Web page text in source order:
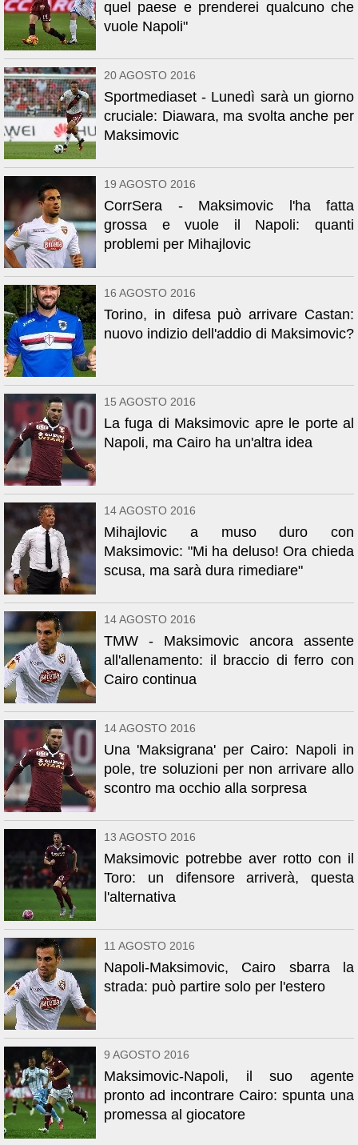
quel paese e prenderei qualcuno che
vuole Napoli"
20 AGOSTO 2016
Sportmediaset - Lunedì sarà un giorno
cruciale: Diawara, ma svolta anche per
Maksimovic
19 AGOSTO 2016
CorrSera - Maksimovic l'ha fatta
grossa e vuole il Napoli: quanti
problemi per Mihajlovic
16 AGOSTO 2016
Torino, in difesa può arrivare Castan:
nuovo indizio dell'addio di Maksimovic?
15 AGOSTO 2016
La fuga di Maksimovic apre le porte al
Napoli, ma Cairo ha un'altra idea
14 AGOSTO 2016
Mihajlovic a muso duro con
Maksimovic: "Mi ha deluso! Ora chieda
scusa, ma sarà dura rimediare"
14 AGOSTO 2016
TMW - Maksimovic ancora assente
all'allenamento: il braccio di ferro con
Cairo continua
14 AGOSTO 2016
Una 'Maksigrana' per Cairo: Napoli in
pole, tre soluzioni per non arrivare allo
scontro ma occhio alla sorpresa
13 AGOSTO 2016
Maksimovic potrebbe aver rotto con il
Toro: un difensore arriverà, questa
l'alternativa
11 AGOSTO 2016
Napoli-Maksimovic, Cairo sbarra la
strada: può partire solo per l'estero
9 AGOSTO 2016
Maksimovic-Napoli, il suo agente
pronto ad incontrare Cairo: spunta una
promessa al giocatore